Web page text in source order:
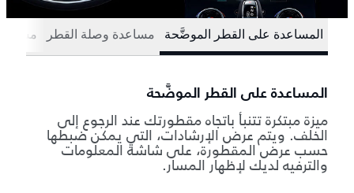
المساعدة على القطر الموضَّحة مساعدة وصلة القطر
المساعدة على القطر الموضَّحة
ميزة مبتكرة تتنبأ باتجاه مقطورتك عند الرجوع إلى
الخلف. ويتم عرض الإرشادات، التي يمكن ضبطها
حسب عرض المقطورة، على شاشة المعلومات
والترفيه لديك لإظهار المسار.